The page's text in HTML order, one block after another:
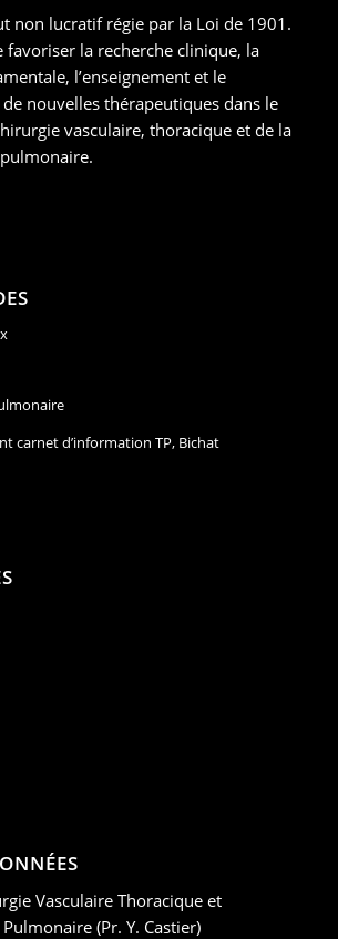
non lucratif régie par la Loi de 1901.
favoriser la recherche clinique, la
l’enseignement et le
nouvelles thérapeutiques dans le
vasculaire, thoracique et de la
carnet d’information TP, Bichat
Vasculaire Thoracique et
(Pr. Y. Castier)